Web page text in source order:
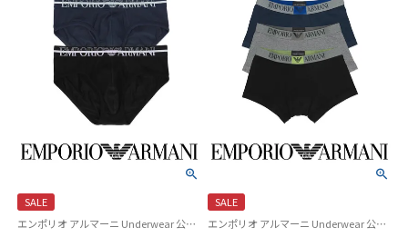
SALE
エンポリオ アルマーニ Underwear 公式オンラインショップ 紳士 下着
SALE
エンポリオ アルマーニ Underwear 公式オンラインショップ